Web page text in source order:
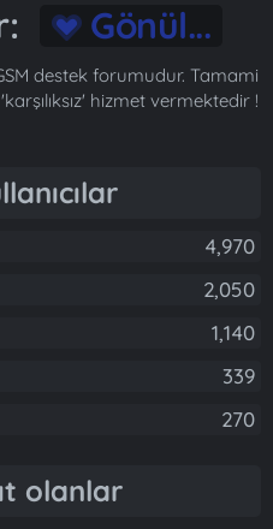
Gönül...
destek forumudur. Tamami
hizmet vermektedir !
4,970
2,050
1,140
339
270
olanlar